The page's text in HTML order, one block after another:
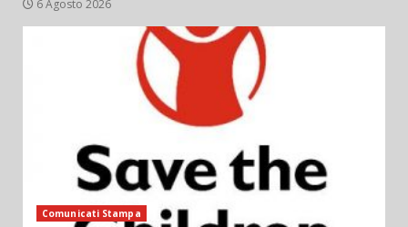
6 Agosto 2026
Comunicati Stampa